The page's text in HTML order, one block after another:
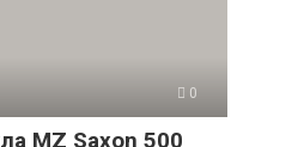
0
MZ Saxon 500